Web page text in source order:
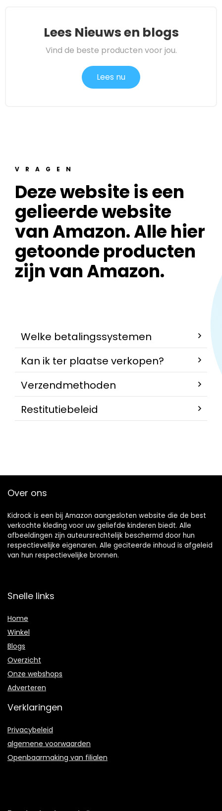
Lees Nieuws en blogs
Vind de beste producten voor jou.
Lees nu
VRAGEN
Deze website is een
gelieerde website
van Amazon. Alle hier
getoonde producten
zijn van Amazon.
Welke betalingssystemen
Kan ik ter plaatse verkopen?
Verzendmethoden
Restitutiebeleid
Over ons
Kidrock is een bij Amazon aangesloten website die de best
verkochte kleding voor uw geliefde kinderen biedt. Alle
afbeeldingen zijn auteursrechtelijk beschermd door hun
respectievelijke eigenaren. Alle geciteerde inhoud is afgeleid
van hun respectievelijke bronnen.
Snelle links
Home
Winkel
Blogs
Overzicht
Onze webshops
Adverteren
Verklaringen
Privacybeleid
algemene voorwaarden
Openbaarmaking van filialen